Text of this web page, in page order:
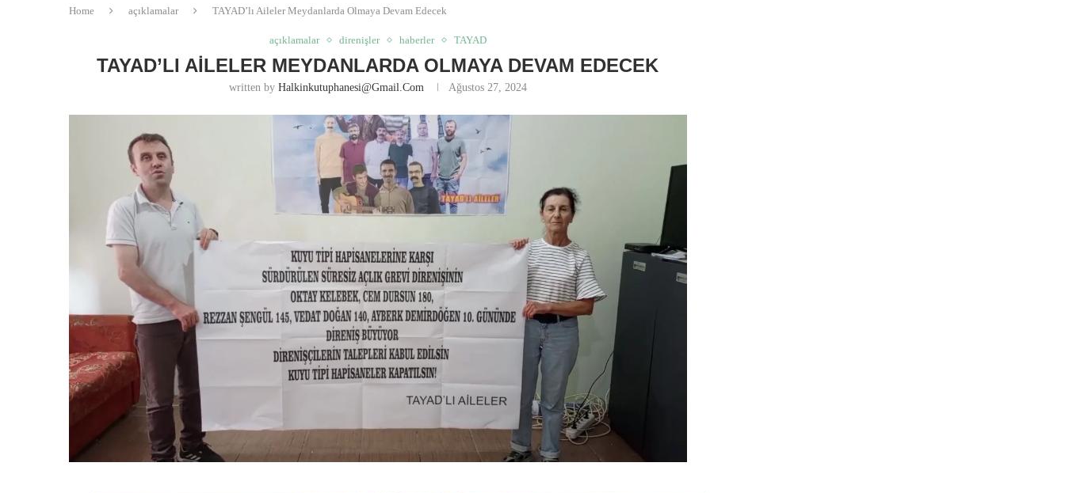
Home açıklamalar TAYAD’lı Aileler Meydanlarda Olmaya Devam Edecek
açıklamalar direnişler haberler TAYAD
TAYAD’LI AILELER MEYDANLARDA OLMAYA DEVAM EDECEK
written by Halkinkutuphanesi@gmail.com Ağustos 27, 2024